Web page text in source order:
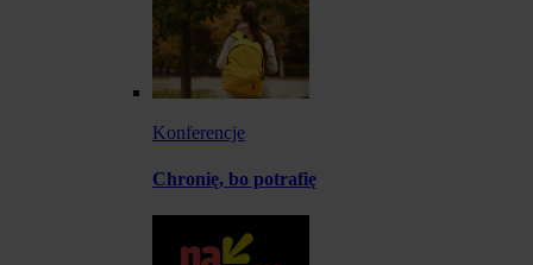
Konferencje
Chronię, bo potrafię